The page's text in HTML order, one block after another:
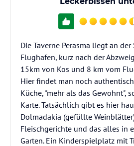
Die Taverne Perasma liegt an
Flughafen, kurz nach der
15km von Kos und 8 km vom
Hier findet man noch
Küche, "mehr als das Gewohnt",
Karte. Tatsächlich gibt es hier
Dolmadakia (gefüllte
Fleischgerichte und das alles in
Garten. Ein Kinderspielplatz mit